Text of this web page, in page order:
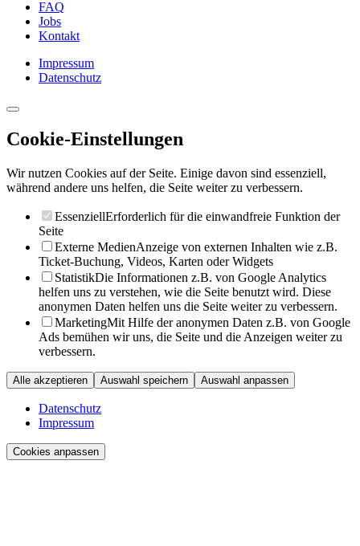
FAQ
Jobs
Kontakt
Impressum
Datenschutz
Cookie-Einstellungen
Wir nutzen Cookies auf der Seite. Einige davon sind essenziell,
während andere uns helfen, die Seite weiter zu verbessern.
EssenziellErforderlich für die einwandfreie Funktion der
Seite
Externe MedienAnzeige von externen Inhalten wie z.B.
Ticket-Buchung, Videos, Karten oder Widgets
StatistikDie Informationen z.B. von Google Analytics
helfen uns zu verstehen, wie die Seite benutzt wird. Diese
anonymen Daten helfen uns die Seite weiter zu verbessern.
MarketingMit Hilfe der anonymen Daten z.B. von Google
Ads bemühen wir uns, die Seite und die Anzeigen weiter zu
verbessern.
Alle akzeptieren Auswahl speichern Auswahl anpassen
Datenschutz
Impressum
Cookies anpassen